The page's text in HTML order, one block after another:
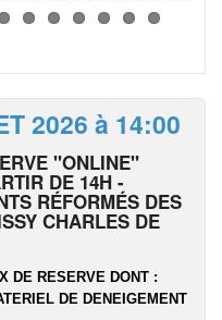
2026 à 14:00
"ONLINE"
DE 14H -
RÉFORMÉS DES
CHARLES DE
DE RESERVE DONT :
DE DENEIGEMENT